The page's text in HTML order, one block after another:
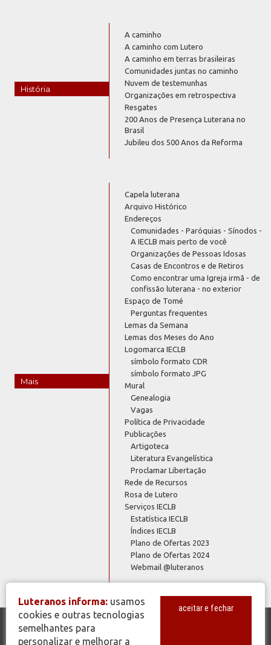
História
A caminho
A caminho com Lutero
A caminho em terras brasileiras
Comunidades juntas no caminho
Nuvem de testemunhas
Organizações em retrospectiva
Resgates
200 Anos de Presença Luterana no
Brasil
Jubileu dos 500 Anos da Reforma
Mais
Capela luterana
Arquivo Histórico
Endereços
Comunidades - Paróquias - Sínodos -
A IECLB mais perto de você
Organizações de Pessoas Idosas
Casas de Encontros e de Retiros
Como encontrar uma Igreja irmã - de
confissão luterana - no exterior
Espaço de Tomé
Perguntas frequentes
Lemas da Semana
Lemas dos Meses do Ano
Logomarca IECLB
símbolo formato CDR
símbolo formato JPG
Mural
Genealogia
Vagas
Política de Privacidade
Publicações
Artigoteca
Literatura Evangelística
Proclamar Libertação
Rede de Recursos
Rosa de Lutero
Serviços IECLB
Estatística IECLB
Índices IECLB
Plano de Ofertas 2023
Plano de Ofertas 2024
Webmail @luteranos
© Copyright 2026 - Todos os Direitos Reservados - IECLB - Igreja
Luteranos informa: usamos
cookies e outras tecnologias
semelhantes para
personalizar e melhorar a
aceitar e fechar